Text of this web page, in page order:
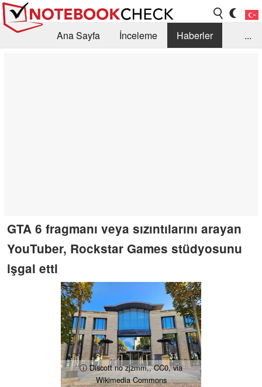
Ana Sayfa İnceleme
Haberler
...
GTA 6 fragmanı veya sızıntılarını arayan
YouTuber, Rockstar Games stüdyosunu
işgal etti
ⓘ Discott no zjzmm,, CC0, via
Wikimedia Commons